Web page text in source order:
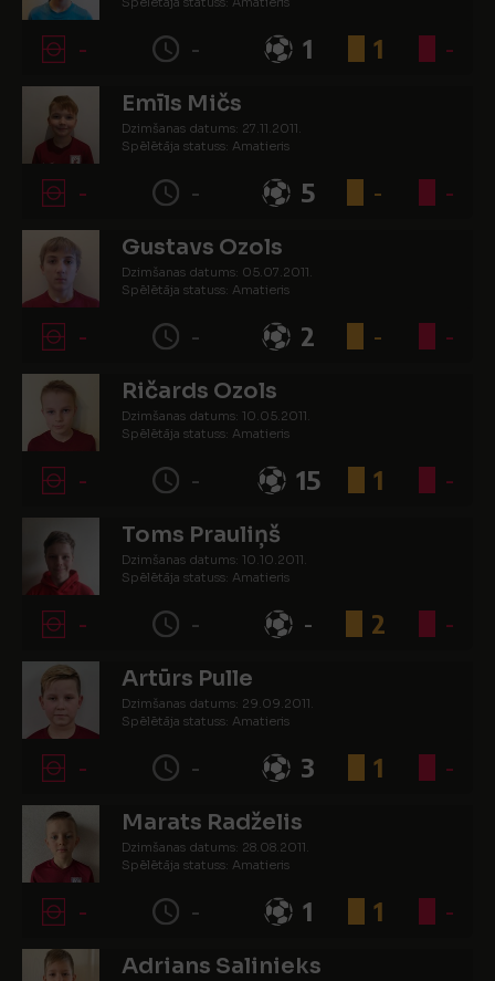
- - 1 1 -
Emīls Mičs
Dzimšanas datums: 27.11.2011.
Spēlētāja statuss: Amatieris
- - 5 - -
Gustavs Ozols
Dzimšanas datums: 05.07.2011.
Spēlētāja statuss: Amatieris
- - 2 - -
Ričards Ozols
Dzimšanas datums: 10.05.2011.
Spēlētāja statuss: Amatieris
- - 15 1 -
Toms Prauliņš
Dzimšanas datums: 10.10.2011.
Spēlētāja statuss: Amatieris
- - - 2 -
Artūrs Pulle
Dzimšanas datums: 29.09.2011.
Spēlētāja statuss: Amatieris
- - 3 1 -
Marats Radželis
Dzimšanas datums: 28.08.2011.
Spēlētāja statuss: Amatieris
- - 1 1 -
Adrians Salinieks